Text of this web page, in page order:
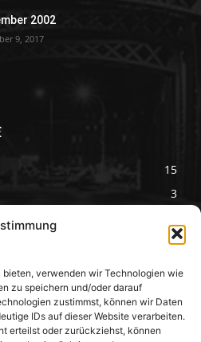
bieten, verwenden wir Technologien wie
zu speichern und/oder darauf
zustimmst, können wir Daten
IDs auf dieser Website verarbeiten.
erteilst oder zurückziehst, können
2002
9, 2017
15
3
Pilzseite
Seltene Pilze aus
Mainfranken und
Deutschland